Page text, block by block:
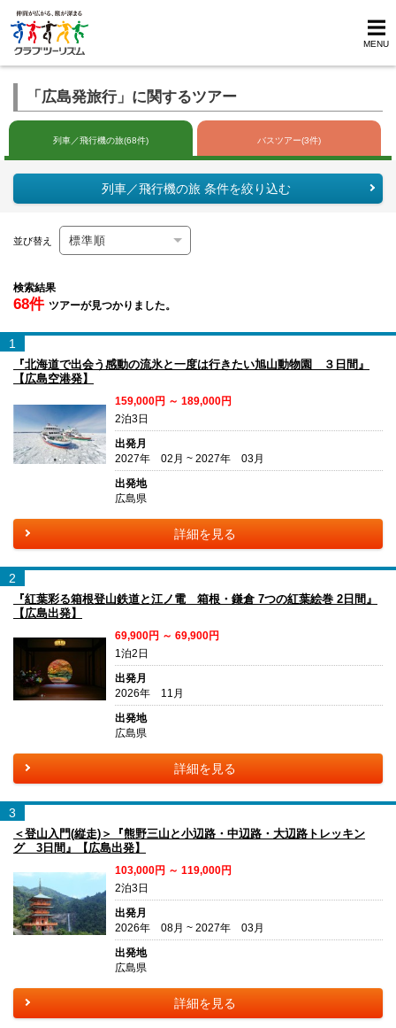
MENU
「広島発旅行」に関するツアー
列車／飛行機の旅(68件) バスツアー(3件)
列車／飛行機の旅 条件を絞り込む
並び替え
検索結果
68件 ツアーが見つかりました。
1
『北海道で出会う感動の流氷と一度は行きたい旭山動物園 ３日間』
【広島空港発】
159,000円 ～ 189,000円
2泊3日
出発月
2027年 02月 ~ 2027年 03月
出発地
広島県
詳細を見る
2
『紅葉彩る箱根登山鉄道と江ノ電 箱根・鎌倉 7つの紅葉絵巻 2日間』
【広島出発】
69,900円 ～ 69,900円
1泊2日
出発月
2026年 11月
出発地
広島県
詳細を見る
3
＜登山入門(縦走)＞『熊野三山と小辺路・中辺路・大辺路トレッキン
グ 3日間』【広島出発】
103,000円 ～ 119,000円
2泊3日
出発月
2026年 08月 ~ 2027年 03月
出発地
広島県
詳細を見る